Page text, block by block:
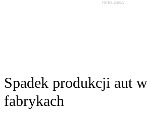
Spadek produkcji aut
fabrykach